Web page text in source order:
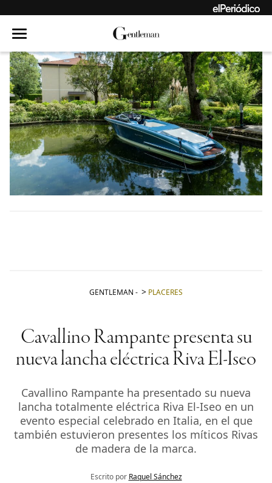
GENTLEMAN - PLACERES
Cavallino Rampante presenta su
nueva lancha eléctrica Riva El-Iseo
Cavallino Rampante ha presentado su nueva
lancha totalmente eléctrica Riva El-Iseo en un
evento especial celebrado en Italia, en el que
también estuvieron presentes los míticos Rivas
de madera de la marca.
Escrito por Raquel Sánchez